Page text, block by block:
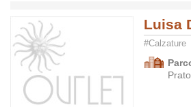
Luisa
#Calzature